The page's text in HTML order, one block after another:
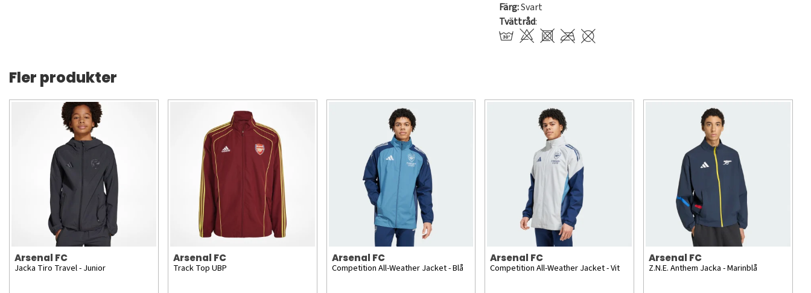
Färg:Svart
Tvättråd:
Fler produkter
Arsenal FC
Jacka Tiro Travel - Junior
Arsenal FC
Track Top UBP
Arsenal FC
Competition All-Weather Jacket - Blå
Arsenal FC
Competition All-Weather Jacket - Vit
Arsenal FC
Z.N.E. Anthem Jacka - Marinblå